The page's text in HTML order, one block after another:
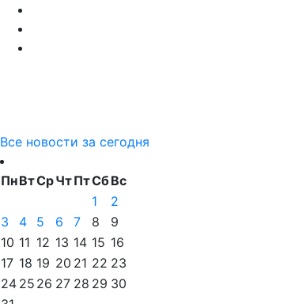
Все новости за сегодня
ПнВтСрЧтПтСбВс
1
2
3
4 5 6 7 8
9
10 11 12 13 14 15 16
17 18 19 20 21 22 23
24 25 26 27 28 29 30